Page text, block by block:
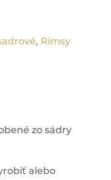
, Rímsy
zo sádry
alebo